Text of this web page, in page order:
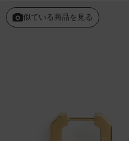
似ている商品を見る